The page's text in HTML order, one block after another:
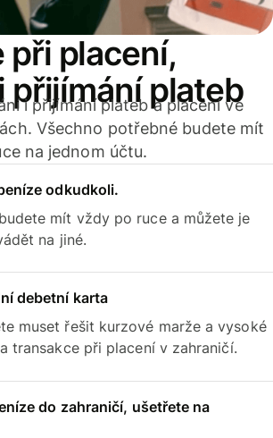
při placení,
přijímání plateb
i přijímání plateb a placení ve
Všechno potřebné budete mít
na jednom účtu.
odkudkoli.
mít vždy po ruce a můžete je
na jiné.
debetní karta
muset řešit kurzové marže a vysoké
transakce při placení v zahraničí.
do zahraničí, ušetřete na